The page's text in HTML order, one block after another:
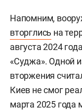
Напомним,
вторглись на
августа 2024
«Суджа». Одной
вторжения
Киев не смог
марта 2025